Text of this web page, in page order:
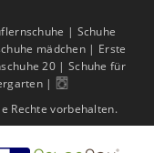
| Schuhe
mädchen | Erste
20 | Schuhe für
|
Rechte vorbehalten.